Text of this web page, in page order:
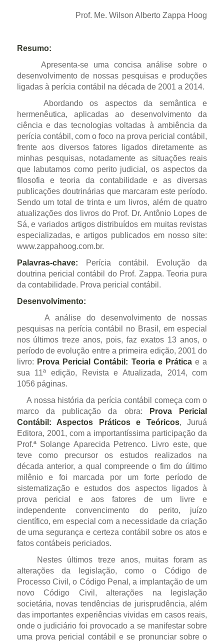
Prof. Me. Wilson Alberto Zappa Hoog
Resumo:
Apresenta-se uma concisa análise sobre o
desenvolvimento de nossas pesquisas e produções
ligadas à perícia contábil na década de 2001 a 2014.
Abordando os aspectos da semântica e
hermenêutica, aplicadas ao desenvolvimento da
ciência e das tecnologias voltadas à ambiência da
perícia contábil, com o foco na prova pericial contábil,
frente aos diversos fatores ligados diretamente as
minhas pesquisas, notadamente as situações reais
que labutamos como perito judicial, os aspectos da
filosofia e teoria da contabilidade e as diversas
publicações doutrinárias que marcaram este período.
Sendo um total de trinta e um livros, além de quatro
atualizações dos livros do Prof. Dr. Antônio Lopes de
Sá, e variados artigos distribuídos em muitas revistas
especializadas, e artigos publicados em nosso site:
www.zappahoog.com.br.
Palavras-chave: Perícia contábil. Evolução da
doutrina pericial contábil do Prof. Zappa. Teoria pura
da contabilidade. Prova pericial contábil.
Desenvolvimento:
A análise do desenvolvimento de nossas
pesquisas na perícia contábil no Brasil, em especial
nos últimos treze anos, pois, faz exatos 13 anos, o
período de evolução entre a primeira edição, 2001 do
livro: Prova Pericial Contábil: Teoria e Práticae a
sua 11ª edição, Revista e Atualizada, 2014, com
1056 páginas.
A nossa história da perícia contábil começa com o
marco da publicação da obra:
Prova Pericial
Contábil: Aspectos Práticos e Teóricos, Juruá
Editora, 2001, com a importantíssima participação da
Prof.ª Solange Aparecida Petrenco. Livro este, que
teve como precursor os estudos realizados na
década anterior, a qual compreende o fim do último
milênio e foi marcada por um forte período de
sistematização e estudos dos aspectos ligados à
prova pericial e aos fatores de um livre e
independente convencimento do perito, juízo
científico, em especial com a necessidade da criação
de uma segurança e certeza contábil sobre os atos e
fatos contábeis periciados.
Nestes últimos treze anos, muitas foram as
alterações da legislação, como o Código de
Processo Civil, o Código Penal, a implantação de um
novo Código Civil, alterações na legislação
societária, novas tendências de jurisprudência, além
das importantes experiências vividas em casos reais,
onde o judiciário foi provocado a se manifestar sobre
uma prova pericial contábil e se pronunciar sobre o